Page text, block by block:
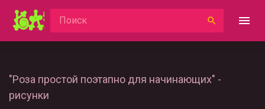
"Роза простой поэтапно для начинающих" -
рисунки